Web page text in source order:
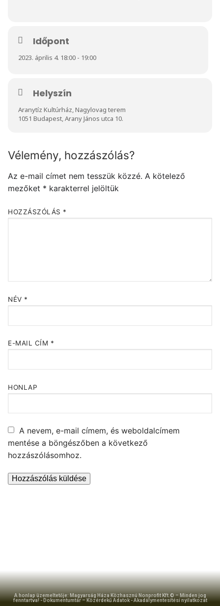
Időpont
2023. április 4. 18:00 - 19:00
Helyszín
Aranytíz Kultúrház, Nagylovag terem
1051 Budapest, Arany János utca 10.
Vélemény, hozzászólás?
Az e-mail címet nem tesszük közzé. A kötelező
mezőket * karakterrel jelöltük
HOZZÁSZÓLÁS *
NÉV *
E-MAIL CÍM *
HONLAP
A nevem, e-mail címem, és weboldalcímem
mentése a böngészőben a következő
hozzászólásomhoz.
A honlap üzemeltetője: Magyarság Háza Közhasznú Nonprofit Kft.© – Minden jog
fenntartva! - Dokumentumtár – Közérdekű Adatok-Akadálymentesítési nyilatkozat